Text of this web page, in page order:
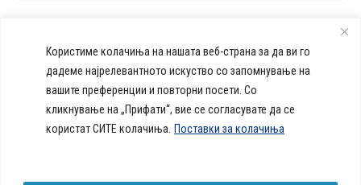
Користиме колачиња на нашата веб-страна за да ви го
дадеме најрелевантното искуство со запомнување на
вашите преференции и повторни посети. Со
кликнување на „Прифати“, вие се согласувате да се
користат СИТЕ колачиња. Поставки за колачиња
Daily Dose Of Health -
callcenter@acibademsistina.mk
+ 389 2 30 99 500